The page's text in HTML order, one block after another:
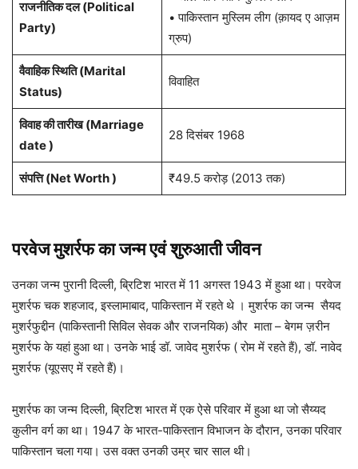
राजनीतिक दल (Political
Party)
• पाकिस्तान मुस्लिम लीग (क़ायद ए आज़म
ग्रुप)
वैवाहिक स्थिति (Marital
Status)
विवाहित
विवाह की तारीख (Marriage
date )
28 दिसंबर 1968
संपत्ति (Net Worth ) ₹49.5 करोड़ (2013 तक)
परवेज मुशर्रफ का जन्म एवं शुरुआती जीवन
उनका जन्म पुरानी दिल्ली, ब्रिटिश भारत में 11 अगस्त 1943 में हुआ था। परवेज
मुशर्रफ चक शहजाद, इस्लामाबाद, पाकिस्तान में रहते थे । मुशर्रफ का जन्म सैयद
मुशर्रफुद्दीन (पाकिस्तानी सिविल सेवक और राजनयिक) और माता – बेगम ज़रीन
मुशर्रफ के यहां हुआ था। उनके भाई डॉ. जावेद मुशर्रफ ( रोम में रहते हैं), डॉ. नावेद
मुशर्रफ (यूएसए में रहते हैं)।
मुशर्रफ का जन्म दिल्ली, ब्रिटिश भारत में एक ऐसे परिवार में हुआ था जो सैय्यद
कुलीन वर्ग का था। 1947 के भारत-पाकिस्तान विभाजन के दौरान, उनका परिवार
पाकिस्तान चला गया। उस वक्त उनकी उम्र चार साल थी।